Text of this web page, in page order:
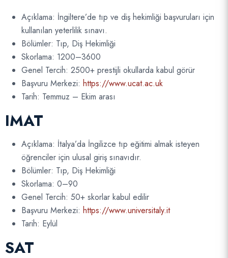
Açıklama: İngiltere’de tıp ve diş hekimliği başvuruları için
kullanılan yeterlilik sınavı.
Bölümler: Tıp, Diş Hekimliği
Skorlama: 1200–3600
Genel Tercih: 2500+ prestijli okullarda kabul görür
Başvuru Merkezi: https://www.ucat.ac.uk
Tarih: Temmuz – Ekim arası
IMAT
Açıklama: İtalya’da İngilizce tıp eğitimi almak isteyen
öğrenciler için ulusal giriş sınavıdır.
Bölümler: Tıp, Diş Hekimliği
Skorlama: 0–90
Genel Tercih: 50+ skorlar kabul edilir
Başvuru Merkezi: https://www.universitaly.it
Tarih: Eylül
SAT